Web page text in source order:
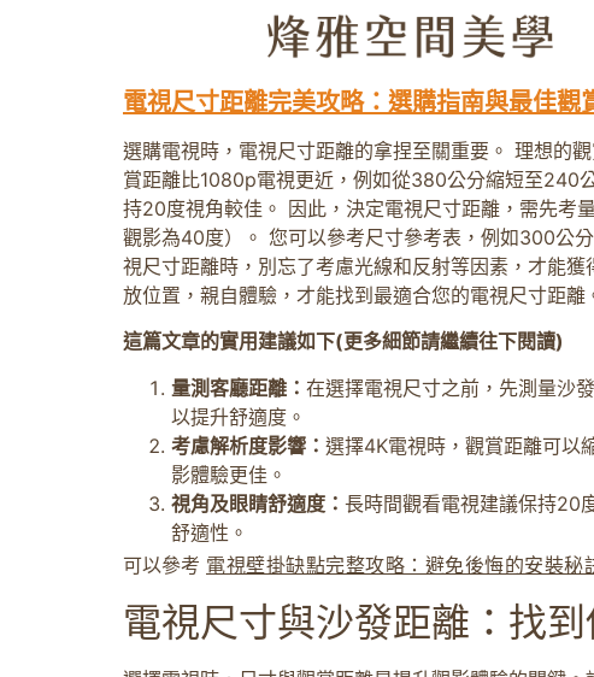
電視尺寸距離完美攻略：選購指南與最佳觀
選購電視時，電視尺寸距離的拿捏至關重要。 理想的
賞距離比1080p電視更近，例如從380公分縮短至240
持20度視角較佳。 因此，決定電視尺寸距離，需先考
觀影為40度）。 您可以參考尺寸參考表，例如300公
視尺寸距離時，別忘了考慮光線和反射等因素，才能
放位置，親自體驗，才能找到最適合您的電視尺寸距離
這篇文章的實用建議如下(更多細節請繼續往下閱讀)
量測客廳距離： 在選擇電視尺寸之前，先測量沙
以提升舒適度。
考慮解析度影響： 選擇4K電視時，觀賞距離可以
影體驗更佳。
視角及眼睛舒適度： 長時間觀看電視建議保持20
舒適性。
可以參考 電視壁掛缺點完整攻略：避免後悔的安裝秘
電視尺寸與沙發距離：找